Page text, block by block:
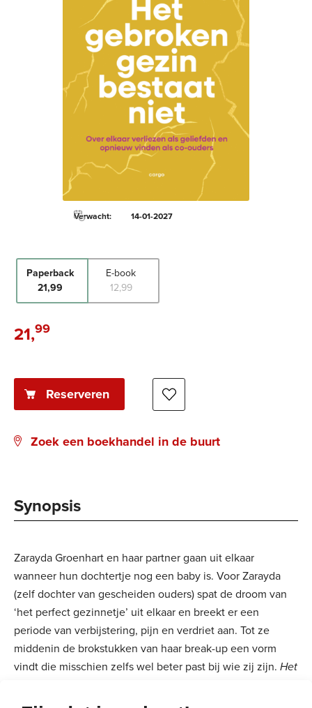
Paperback
21,99
E-book
12,99
Paperback:
21,99
Reserveren
Zoek een boekhandel in de buurt
Verwacht: 14-01-2027
Synopsis
Zarayda Groenhart en haar partner gaan uit elkaar
wanneer hun dochtertje nog een baby is. Voor Zarayda
(zelf dochter van gescheiden ouders) spat de droom van
‘het perfect gezinnetje’ uit elkaar en breekt er een
periode van verbijstering, pijn en verdriet aan. Tot ze
middenin de brokstukken van haar break-up een vorm
vindt die misschien zelfs wel beter past bij wie zij zijn. Het
gebroken gezin naar
happy modern family.